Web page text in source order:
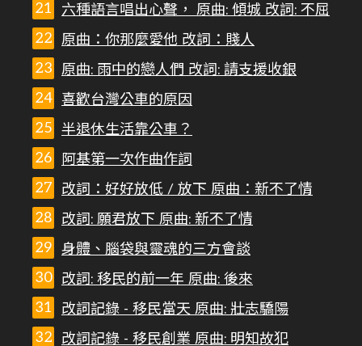
六種語言唱出心聲， 原曲: 傾城 改詞: 不屈
原曲：你那麼愛他 改詞：賤人
原曲: 雨中的戀人們 改詞: 請支援收銀
喜歡台灣公車的原因
半退休生活靠公車？
阿基第一次作曲作詞
改詞：好好放低 / 放下 原曲：新不了情
改詞: 願君放下 原曲: 新不了情
身體、腦袋與靈魂的三方會談
改詞: 移民的前一年 原曲: 後來
改詞記錄 - 移民當天 原曲: 壯志驕陽
改詞記錄 - 移民創業 原曲: 明知故犯